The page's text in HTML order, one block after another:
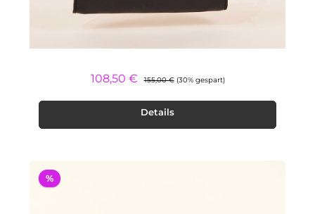
Verkaufspreis:
108,50 € 155,00 € (30% gespart)
Details
%